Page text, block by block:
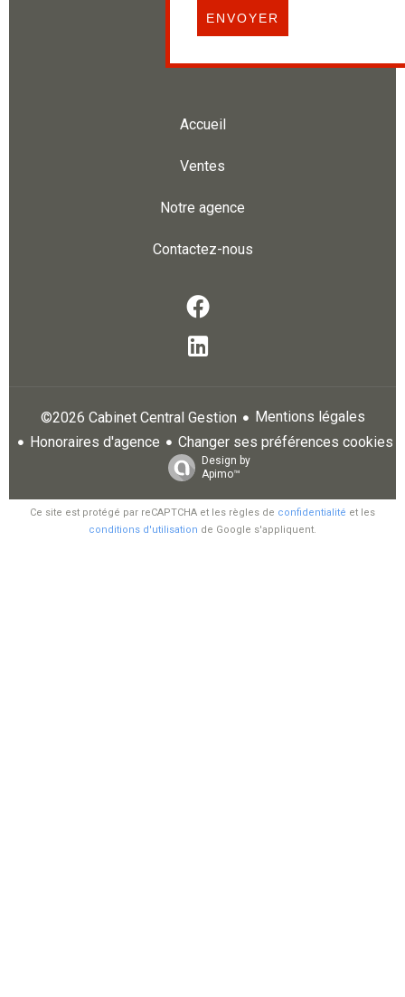
ENVOYER
Accueil
Ventes
Notre agence
Contactez-nous
©2026 Cabinet Central Gestion
Mentions légales
Honoraires d'agence
Changer ses préférences cookies
Design by
Apimo™
Ce site est protégé par reCAPTCHA et les règles de confidentialité et les
conditions d'utilisation de Google s'appliquent.